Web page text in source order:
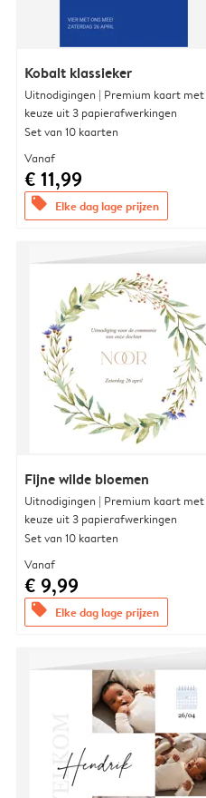
Kobalt klassieker
Uitnodigingen | Premium kaart met
keuze uit 3 papierafwerkingen
Set van 10 kaarten
Vanaf
€ 11,99
offers Elke dag lage prijzen
Fijne wilde bloemen
Uitnodigingen | Premium kaart met
keuze uit 3 papierafwerkingen
Set van 10 kaarten
Vanaf
€ 9,99
offers Elke dag lage prijzen